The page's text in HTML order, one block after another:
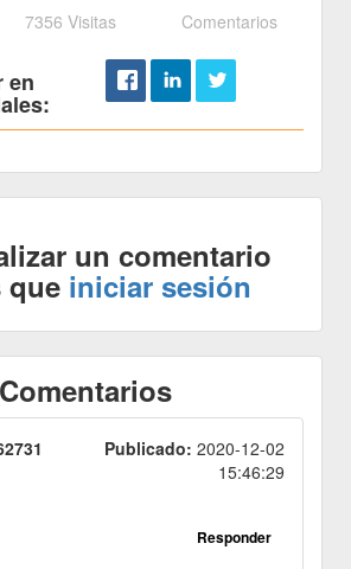
7356 Visitas Comentarios
en
un comentario
que iniciar sesión
Comentarios
Publicado: 2020-12-02
15:46:29
Responder